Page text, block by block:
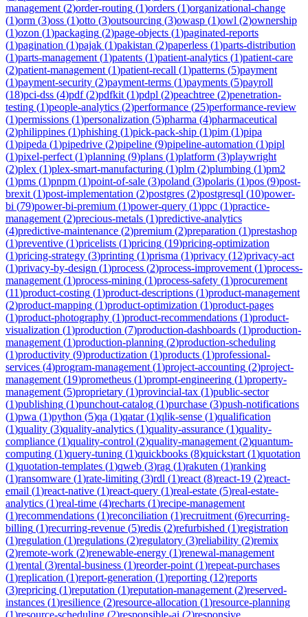
management (2)order-routing (1)orders (1)organizational-change
(1)orm (3)oss (1)otto (3)outsourcing (3)owasp (1)owl (2)ownership
(1)ozon (1)packaging (2)page-objects (1)paginated-reports
(1)pagination (1)pajak (1)pakistan (2)paperless (1)parts-distribution
(1)parts-management (1)patents (1)patient-analytics (1)patient-care
(2)patient-management (1)patient-recall (1)patterns (5)payment
(1)payment-security (2)payment-terms (1)payments (5)payroll
(18)pci-dss (4)pdf(2)pdfkit (1)pdpl (2)peachtree (2)penetration-
testing (1)people-analytics (2)performance (25)performance-review
(1)permissions (1)personalization (5)pharma (4)pharmaceutical
(2)philippines (1)phishing (1)pick-pack-ship (1)pim (1)pipa
(1)pipeda (1)pipedrive (2)pipeline (9)pipeline-automation (1)pipl
(1)pixel-perfect (1)planning (9)plans (1)platform (3)playwright
(2)plex (1)plex-smart-manufacturing (1)plm (2)plumbing (1)pm2
(1)pms (1)pnpm (1)point-of-sale (3)poland (3)polaris (1)pos (9)post-
brexit (1)post-implementation (2)postgres (2)postgresql (10)power-
bi (79)power-bi-premium (1)power-query (1)ppc (1)practice-
management (2)precious-metals (1)predictive-analytics
(4)predictive-maintenance (2)premium (2)preparation (1)prestashop
(1)preventive (1)pricelists (1)pricing (19)pricing-optimization
(1)pricing-strategy (3)printing (1)prisma (1)privacy (12)privacy-act
(1)privacy-by-design (1)process (2)process-improvement (1)process-
management (1)process-mining (1)process-safety (1)procurement
(11)product-costing (1)product-descriptions (1)product-management
(2)product-mapping (1)product-optimization (1)product-pages
(1)product-photography (1)product-recommendations (1)product-
visualization (1)production (7)production-dashboards (1)production-
management (1)production-planning (2)production-scheduling
(1)productivity (9)productization (1)products (1)professional-
services (4)program-management (1)project-accounting (2)project-
management (19)prometheus (1)prompt-engineering (1)property-
management (5)proprietary (1)provincial-tax (1)public-sector
(1)publishing (1)punchout-catalog (1)purchase (3)push-notifications
(1)pwa (1)python (5)qa (1)qatar(1)qlik-sense (1)qualification
(1)quality (3)quality-analytics (1)quality-assurance (1)quality-
compliance (1)quality-control (2)quality-management (2)quantum-
computing (1)query-tuning (1)quickbooks (8)quickstart (1)quotation
(1)quotation-templates (1)qweb (3)rag (1)rakuten (1)ranking
(1)ransomware (1)rate-limiting (3)rdl (1)react (8)react-19 (2)react-
email (1)react-native (1)react-query (1)real-estate (5)real-estate-
analytics (1)real-time (4)recharts (1)recipe-management
(1)recommendations (1)reconciliation (1)recruitment (6)recurring-
billing (1)recurring-revenue (5)redis (2)refurbished (1)registration
(1)regulation (1)regulations (2)regulatory (3)reliability (2)remix
(2)remote-work (2)renewable-energy (1)renewal-management
(1)rental (3)rental-business (1)reorder-point (1)repeat-purchases
(1)replication (1)report-generation (1)reporting (12)reports
(3)repricing (1)reputation (1)reputation-management (2)reserved-
instances (1)resilience (2)resource-allocation (1)resource-planning
(1)resource-scheduling (2)responsible-ai (2)responsive